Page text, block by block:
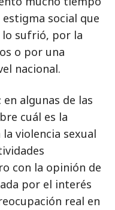
social que
lo sufrió, por la
o por una
nacional.
algunas de las
cuál es la
violencia sexual
con la opinión de
por el interés
real en